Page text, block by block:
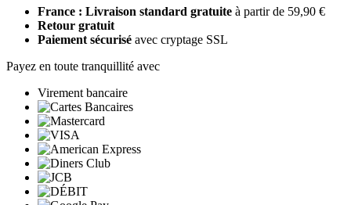
France : Livraison standard gratuite à partir de 59,90 €
Retour gratuit
Paiement sécurisé avec cryptage SSL
Payez en toute tranquillité avec
Virement bancaire